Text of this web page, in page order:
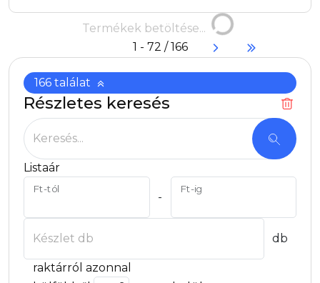
166 találat
Részletes keresés
Keresés...
Listaár
Ft-tól
-
Ft-ig
Készlet db db
raktárról azonnal
166 találat. Mutasd!
Termékek betöltése...
1 - 72 / 166